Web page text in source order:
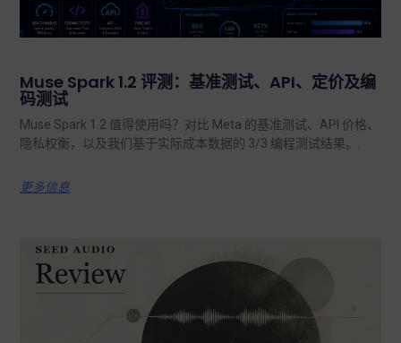
Muse Spark 1.2 评测：基准测试、API、定价及编
码测试
Muse Spark 1.2 值得使用吗？对比 Meta 的基准测试、API 价格、
隐私权衡，以及我们基于实际成本数据的 3/3 编程测试结果。.
更多信息